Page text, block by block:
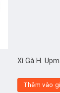
Xì Gà H.
Thêm vào